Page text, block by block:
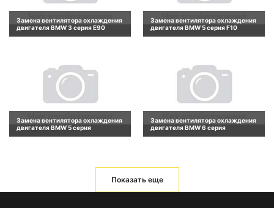
Замена вентилятора охлаждения
двигателя BMW 3 серия E90
Замена вентилятора охлаждения
двигателя BMW 5 серия F10
Замена вентилятора охлаждения
двигателя BMW 5 серия
Замена вентилятора охлаждения
двигателя BMW 6 серия
Показать еще